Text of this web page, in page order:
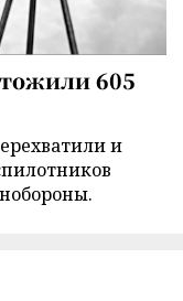
605
и